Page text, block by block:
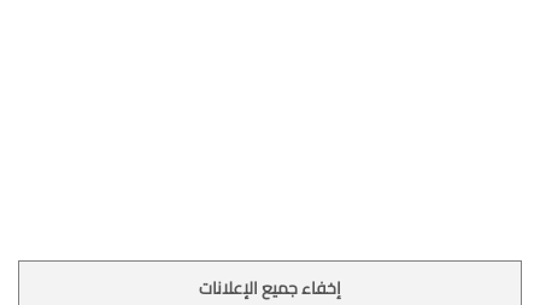
إخفاء جميع الإعلانات